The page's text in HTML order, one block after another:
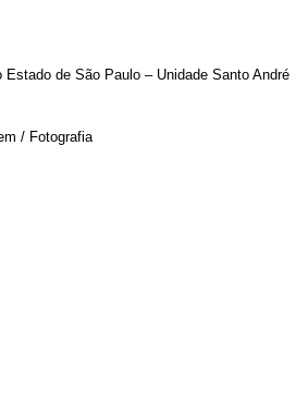
de São Paulo – Unidade Santo André
/ Fotografia